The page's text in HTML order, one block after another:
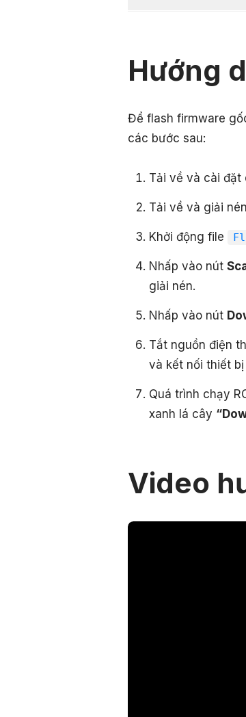
Hướng
Để flash firmware
các bước sau:
Tải về và cài đặt
Tải về và giải
Khởi động file
Nhấp vào nút
giải nén.
Nhấp vào nút
Tắt nguồn điện
và kết nối thiết
Quá trình chạy
xanh lá cây
Video